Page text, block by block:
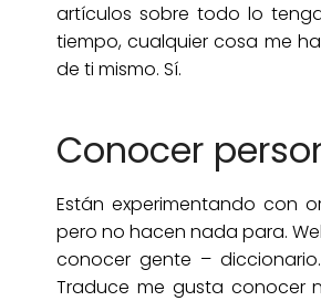
artículos sobre todo lo
tiempo, cualquier cosa me
de ti mismo. Sí.
Conocer
Están experimentando con
pero no hacen nada para.
conocer gente –
Traduce me gusta conocer